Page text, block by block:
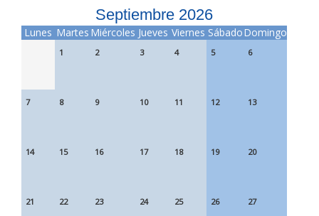
Septiembre 2026
Lunes Martes Miércoles Jueves Viernes SábadoDomingo
1 2 3 4 5 6
7 8 9 10 11 12 13
14 15 16 17 18 19 20
21 22 23 24 25 26 27